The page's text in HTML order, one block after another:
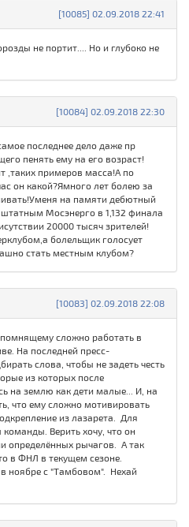
[10085] 02.09.2018 22:41
не портит.... Но и глубоко не
[10084] 02.09.2018 22:30
последнее дело даже пр
пенять ему на его возраст!
,таких примеров масса!А по
он какой?Ямного лет болею за
на памяти дебютный
Мосэнерго в 1,132 финала
20000 тысяч зрителей!
болельщик голосует
стать местным клубом?
[10083] 02.09.2018 22:08
сложно работать в
На последней пресс-
слова, чтобы не задеть честь
из которых после
на землю как дети малые... И, на
что ему сложно мотивировать
из лазарета. Для
команды. Верить хочу, что он
определённых рычагов. А так
в ФНЛ в текущем сезоне.
в ноябре с "Тамбовом". Нехай